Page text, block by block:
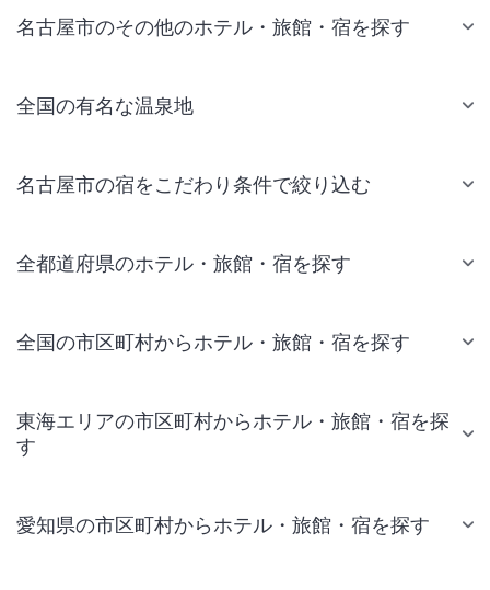
名古屋市のその他のホテル・旅館・宿を探す
全国の有名な温泉地
名古屋市の宿をこだわり条件で絞り込む
全都道府県のホテル・旅館・宿を探す
全国の市区町村からホテル・旅館・宿を探す
東海エリアの市区町村からホテル・旅館・宿を探
す
愛知県の市区町村からホテル・旅館・宿を探す